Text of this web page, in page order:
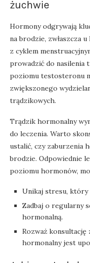
żuchwie
Hormony odgrywają
na brodzie, zwłaszcza
z cyklem
prowadzić do nasilenia
poziomu testosteronu
zwiększonego
trądzikowych.
Trądzik hormonalny
do leczenia. Warto
ustalić, czy zaburzenia
brodzie. Odpowiednie
poziomu hormonów,
Unikaj stresu, który
Zadbaj o regularny
hormonalną.
Rozważ
hormonalny jest